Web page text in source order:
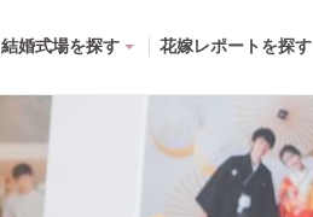
結婚式場を探す 花嫁レポートを探す